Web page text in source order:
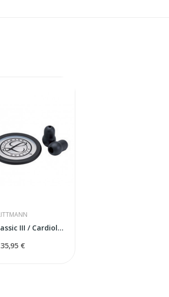
Littmann Classic III / Cardiology IV rezerves...
35,95 €